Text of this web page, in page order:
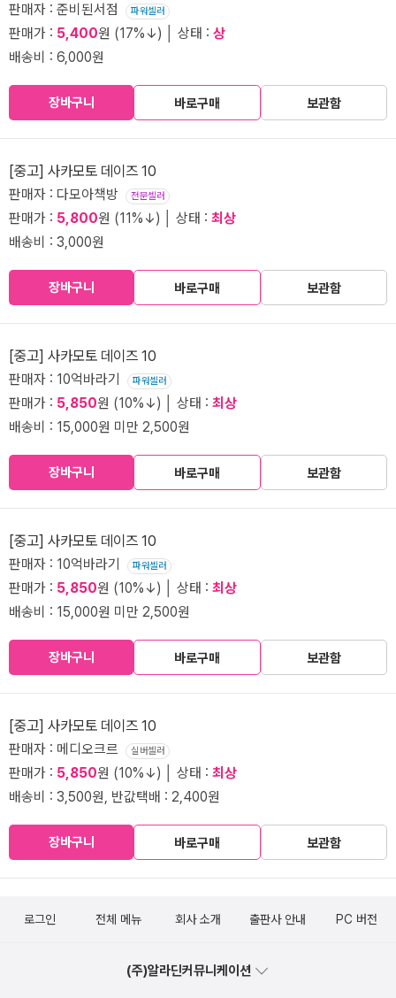
판매자 : 준비된서점 파워셀러
판매가 : 5,400원 (17%↓) │ 상태 : 상
배송비 : 6,000원
장바구니 바로구매 보관함
[중고] 사카모토 데이즈 10
판매자 : 다모아책방 전문셀러
판매가 : 5,800원 (11%↓) │ 상태 : 최상
배송비 : 3,000원
장바구니 바로구매 보관함
[중고] 사카모토 데이즈 10
판매자 : 10억바라기 파워셀러
판매가 : 5,850원 (10%↓) │ 상태 : 최상
배송비 : 15,000원 미만 2,500원
장바구니 바로구매 보관함
[중고] 사카모토 데이즈 10
판매자 : 10억바라기 파워셀러
판매가 : 5,850원 (10%↓) │ 상태 : 최상
배송비 : 15,000원 미만 2,500원
장바구니 바로구매 보관함
[중고] 사카모토 데이즈 10
판매자 : 메디오크르 실버셀러
판매가 : 5,850원 (10%↓) │ 상태 : 최상
배송비 : 3,500원, 반값택배 : 2,400원
장바구니 바로구매 보관함
로그인 전체 메뉴 회사 소개 출판사 안내 PC 버전
(주)알라딘커뮤니케이션